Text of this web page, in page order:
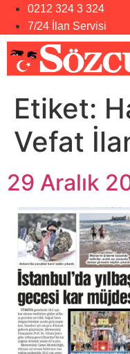
0212 324 3 324
7/24 İlan Servisi
Etiket:
Vefat
29 Aralık